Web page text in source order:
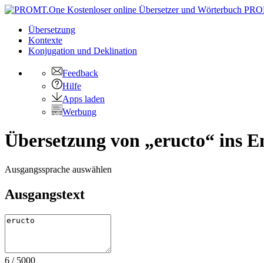
Übersetzung
Kontexte
Konjugation und Deklination
Feedback
Hilfe
Apps laden
Werbung
Übersetzung von „eructo“ ins
Ausgangssprache auswählen
Ausgangstext
6 / 5000